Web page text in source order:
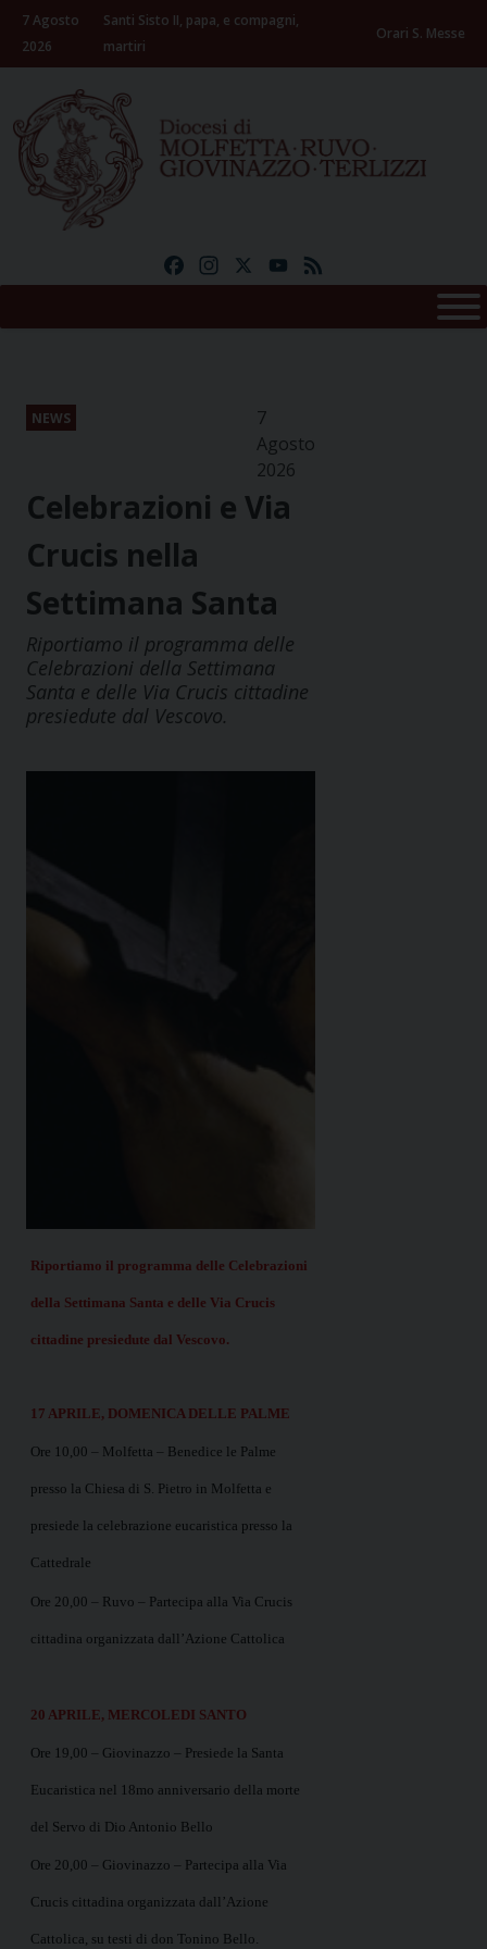
Skip
content
7 Agosto
2026
Santi Sisto II, papa, e compagni,
martiri
Orari S. Messe
FacebookInstagramYouTube
NEWS
7
Agosto
2026
Celebrazioni e Via
Crucis nella
Settimana Santa
Riportiamo il programma delle
Celebrazioni della Settimana
Santa e delle Via Crucis cittadine
presiedute dal Vescovo.
Riportiamo il programma delle Celebrazioni
della Settimana Santa e delle Via Crucis
cittadine presiedute dal Vescovo.
17 APRILE, DOMENICA DELLE PALME
Ore 10,00 – Molfetta – Benedice le Palme
presso la Chiesa di S. Pietro in Molfetta e
presiede la celebrazione eucaristica presso la
Cattedrale
Ore 20,00 – Ruvo – Partecipa alla Via Crucis
cittadina organizzata dall’Azione Cattolica
20 APRILE, MERCOLEDI SANTO
Ore 19,00 – Giovinazzo – Presiede la Santa
Eucaristica nel 18mo anniversario della morte
del Servo di Dio Antonio Bello
Ore 20,00 – Giovinazzo – Partecipa alla Via
Crucis cittadina organizzata dall’Azione
Cattolica, su testi di don Tonino Bello.